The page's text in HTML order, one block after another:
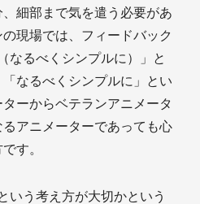
細部まで気を遣う必要があ
現場では、フィードバック
なるべくシンプルに）」と
なるべくシンプルに」とい
ーからベテランアニメータ
アニメーターであっても心
す。
いう考え方が大切かという